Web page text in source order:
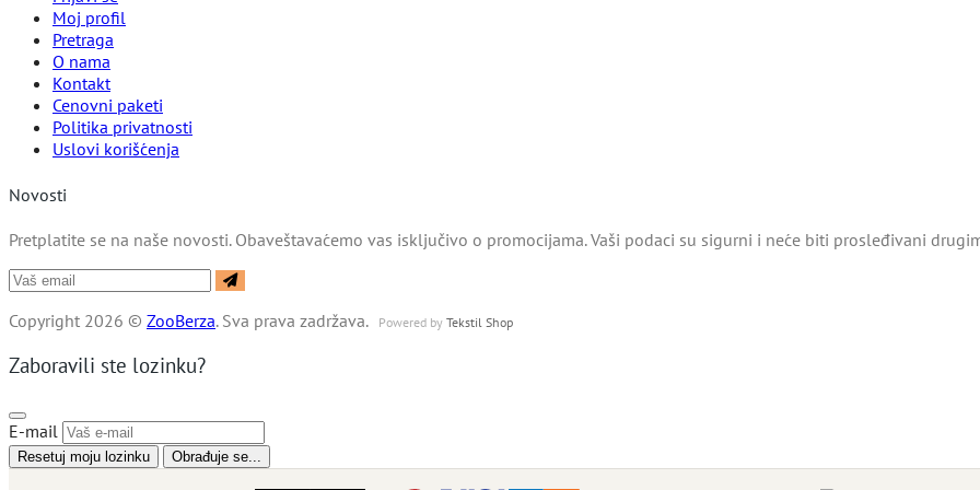
Moj profil
Pretraga
O nama
Kontakt
Cenovni paketi
Politika privatnosti
Uslovi korišćenja
Novosti
Pretplatite se na naše novosti. Obaveštavaćemo vas isključivo o promocijama. Vaši podaci su sigurni i neće biti prosleđivani
Copyright 2026 © ZooBerza. Sva prava zadržava. Powered by Tekstil Shop
Zaboravili ste lozinku?
E-mail
Resetuj moju lozinku Obrađuje se...